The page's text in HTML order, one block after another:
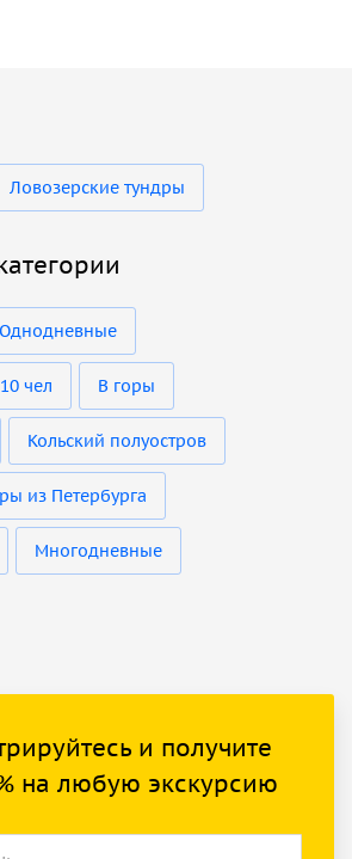
Ловозерские тундры
Однодневные
чел В горы
Кольский полуостров
из Петербурга
Многодневные
и получите
на любую экскурсию